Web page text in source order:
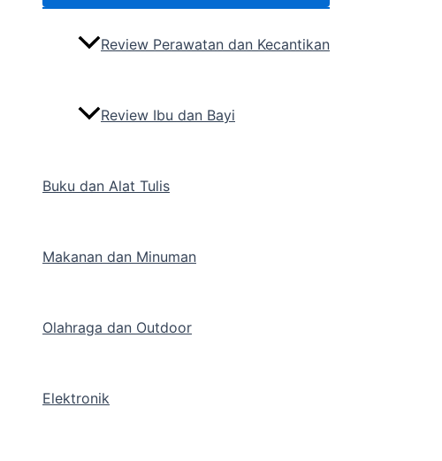
Review Perawatan dan Kecantikan
Review Ibu dan Bayi
Buku dan Alat Tulis
Makanan dan Minuman
Olahraga dan Outdoor
Elektronik